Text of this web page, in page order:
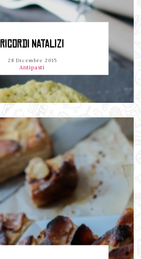
RICORDI NATALIZI
28 Dicembre 2015
Antipasti